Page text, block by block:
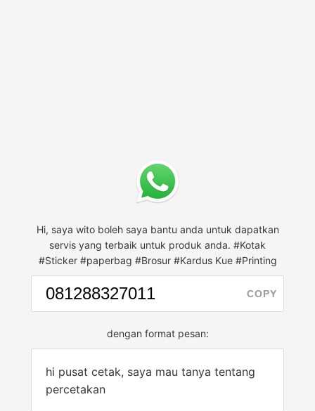
Hi, saya wito boleh saya bantu anda untuk dapatkan
servis yang terbaik untuk produk anda. #Kotak
#Sticker #paperbag #Brosur #Kardus Kue #Printing
COPY
dengan format pesan:
hi pusat cetak, saya mau tanya tentang
percetakan